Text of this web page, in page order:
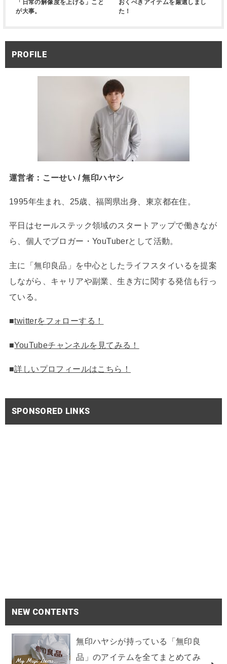
「日常の解像度を上げる」こと
が大事。
おくべきアイテムを厳選しまし
た！
PROFILE
運営者：こーせい / 無印ハヤシ
1995年生まれ、25歳、福岡県出身、東京都在住。
平日はセールステック領域のスタートアップで働きなが
ら、個人でブロガー・YouTuberとして活動。
主に「無印良品」を中心としたライフスタイいるを提案
しながら、キャリアや副業、生き方に関する発信も行っ
ている。
■twitterをフォローする！
■YouTubeチャンネルを見てみる！
■詳しいプロフィールはこちら！
SPONSORED LINKS
NEW CONTENTS
無印ハヤシが持っている「無印良
品」のアイテムを全てまとめてみ